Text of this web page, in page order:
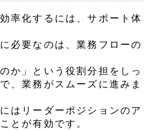
率化するには、サポート体
必要なのは、業務フローの
か」という役割分担をしっ
、業務がスムーズに進みま
はリーダーポジションのア
とが有効です。